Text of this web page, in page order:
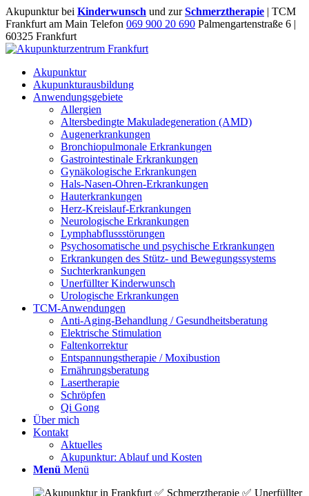
Akupunktur bei Kinderwunsch und zurSchmerztherapie | TCM
Frankfurt am Main Telefon 069 900 20 690 Palmengartenstraße 6 |
60325 Frankfurt
Akupunktur
Akupunkturausbildung
Anwendungsgebiete
Allergien
Altersbedingte Makuladegeneration (AMD)
Augenerkrankungen
Bronchiopulmonale Erkrankungen
Gastrointestinale Erkrankungen
Gynäkologische Erkrankungen
Hals-Nasen-Ohren-Erkrankungen
Hauterkrankungen
Herz-Kreislauf-Erkrankungen
Neurologische Erkrankungen
Lymphabflussstörungen
Psychosomatische und psychische Erkrankungen
Erkrankungen des Stütz- und Bewegungssystems
Suchterkrankungen
Unerfüllter Kinderwunsch
Urologische Erkrankungen
TCM-Anwendungen
Anti-Aging-Behandlung / Gesundheitsberatung
Elektrische Stimulation
Faltenkorrektur
Entspannungstherapie / Moxibustion
Ernährungsberatung
Lasertherapie
Schröpfen
Qi Gong
Über mich
Kontakt
Aktuelles
Akupunktur: Ablauf und Kosten
Menü Menü